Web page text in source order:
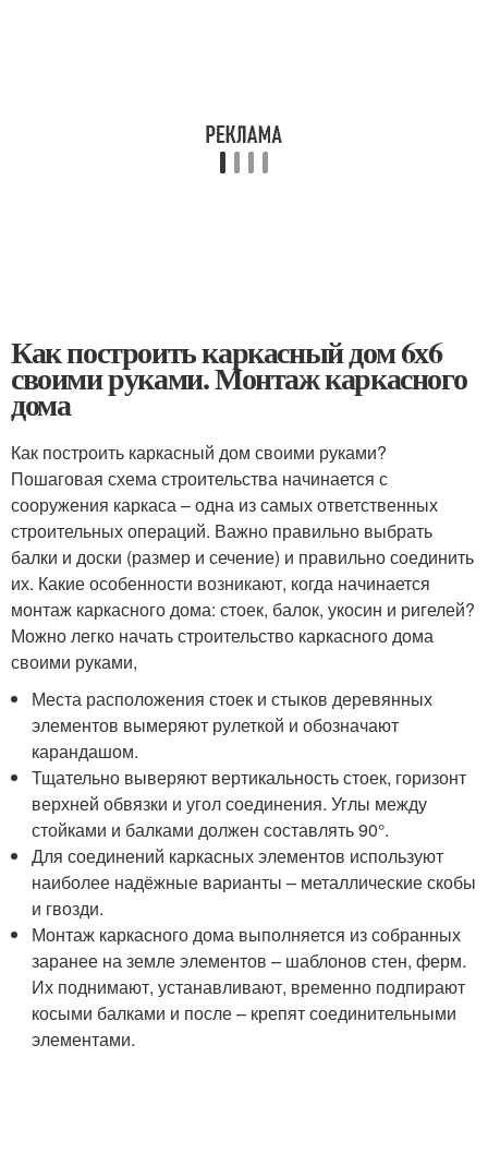
Как построить каркасный дом 6х6
своими руками. Монтаж каркасного
дома
Как построить каркасный дом своими руками?
Пошаговая схема строительства начинается с
сооружения каркаса – одна из самых ответственных
строительных операций. Важно правильно выбрать
балки и доски (размер и сечение) и правильно соединить
их. Какие особенности возникают, когда начинается
монтаж каркасного дома: стоек, балок, укосин и ригелей?
Можно легко начать строительство каркасного дома
своими руками,
Места расположения стоек и стыков деревянных
элементов вымеряют рулеткой и обозначают
карандашом.
Тщательно выверяют вертикальность стоек, горизонт
верхней обвязки и угол соединения. Углы между
стойками и балками должен составлять 90°.
Для соединений каркасных элементов используют
наиболее надёжные варианты – металлические скобы
и гвозди.
Монтаж каркасного дома выполняется из собранных
заранее на земле элементов – шаблонов стен, ферм.
Их поднимают, устанавливают, временно подпирают
косыми балками и после – крепят соединительными
элементами.